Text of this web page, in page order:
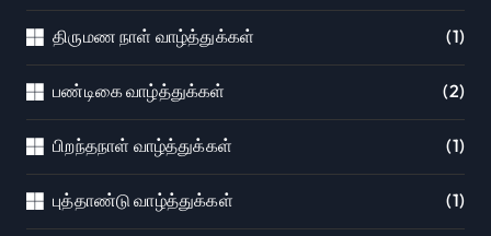
திருமண நாள் வாழ்த்துக்கள் (1)
பண்டிகை வாழ்த்துக்கள் (2)
பிறந்தநாள் வாழ்த்துக்கள் (1)
புத்தாண்டு வாழ்த்துக்கள் (1)